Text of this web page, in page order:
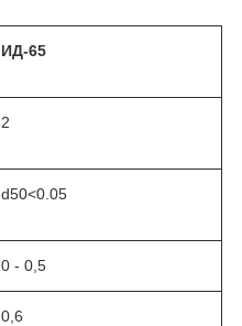
ИД-65
2
d50<0.05
0 - 0,5
0,6